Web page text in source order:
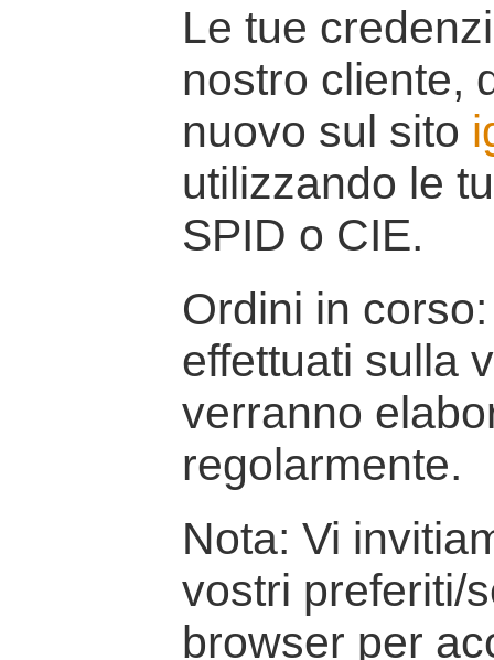
Le tue
nostro cliente,
nuovo sul sito
utilizzando le
SPID o CIE.
Ordini in
effettuati sulla
verranno
regolarmente.
Nota: Vi
vostri preferiti/
browser per